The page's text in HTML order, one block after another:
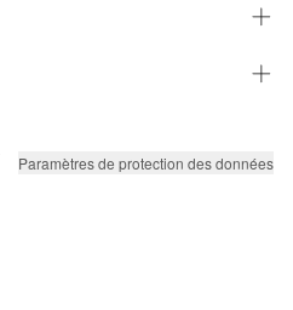
Paramètres de protection des données